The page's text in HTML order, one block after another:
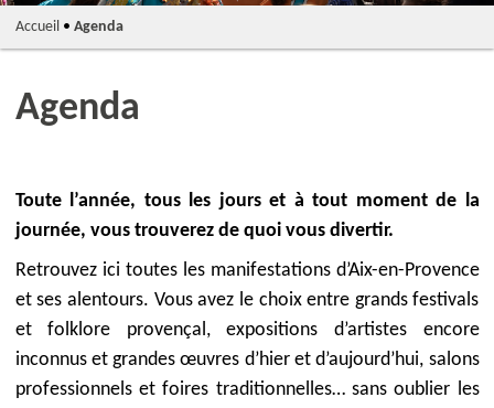
Accueil• Agenda
Agenda
Toute l’année, tous les jours et à tout moment de la
journée, vous trouverez de quoi vous divertir.
Retrouvez ici toutes les manifestations d’Aix-en-Provence
et ses alentours. Vous avez le choix entre grands festivals
et folklore provençal, expositions d’artistes encore
inconnus et grandes œuvres d’hier et d’aujourd’hui, salons
professionnels et foires traditionnelles… sans oublier les